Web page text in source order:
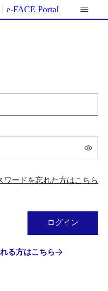
e-FACE Portal
ワードを忘れた方はこちら
ログイン
る方はこちら